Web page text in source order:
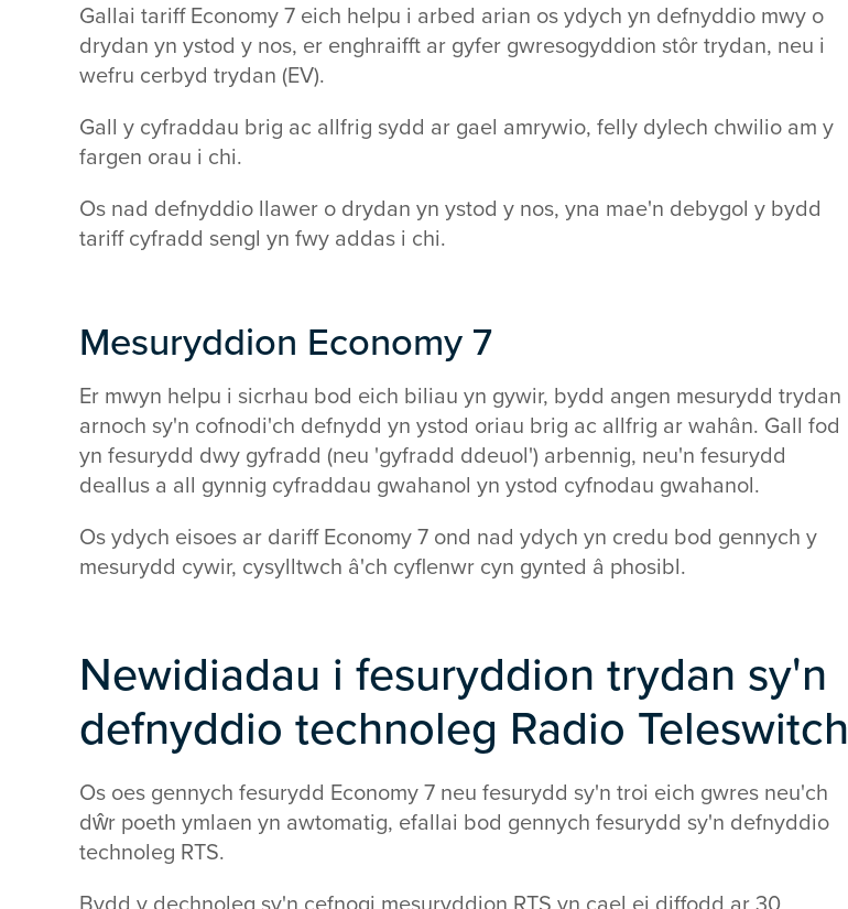
Gallai tariff Economy 7 eich helpu i arbed arian os ydych yn defnyddio mwy o
drydan yn ystod y nos, er enghraifft ar gyfer gwresogyddion stôr trydan, neu i
wefru cerbyd trydan (EV).
Gall y cyfraddau brig ac allfrig sydd ar gael amrywio, felly dylech chwilio am y
fargen orau i chi.
Os nad defnyddio llawer o drydan yn ystod y nos, yna mae'n debygol y bydd
tariff cyfradd sengl yn fwy addas i chi.
Mesuryddion Economy 7
Er mwyn helpu i sicrhau bod eich biliau yn gywir, bydd angen mesurydd trydan
arnoch sy'n cofnodi'ch defnydd yn ystod oriau brig ac allfrig ar wahân. Gall fod
yn fesurydd dwy gyfradd (neu 'gyfradd ddeuol') arbennig, neu'n fesurydd
deallus a all gynnig cyfraddau gwahanol yn ystod cyfnodau gwahanol.
Os ydych eisoes ar dariff Economy 7 ond nad ydych yn credu bod gennych y
mesurydd cywir, cysylltwch â'ch cyflenwr cyn gynted â phosibl.
Newidiadau i fesuryddion trydan sy'n
defnyddio technoleg Radio Teleswitch
Os oes gennych fesurydd Economy 7 neu fesurydd sy'n troi eich gwres neu'ch
dŵr poeth ymlaen yn awtomatig, efallai bod gennych fesurydd sy'n defnyddio
technoleg RTS.